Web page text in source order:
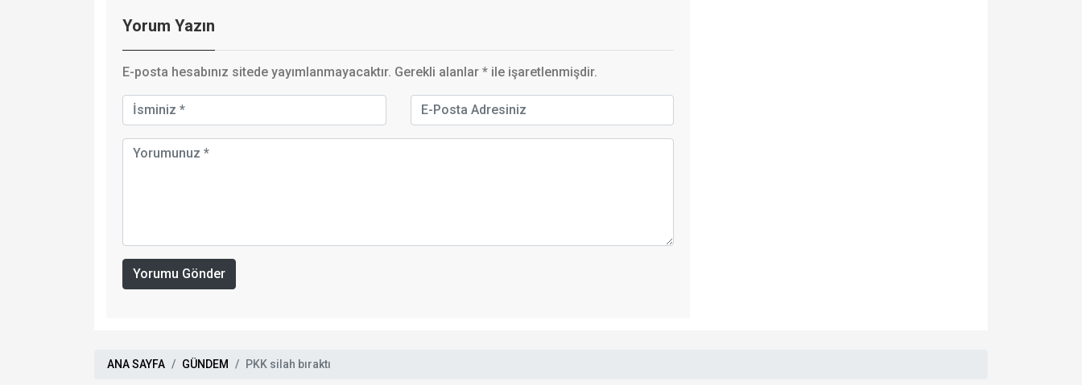
Yorum Yazın
E-posta hesabınız sitede yayımlanmayacaktır. Gerekli alanlar * ile işaretlenmişdir.
Yorumu Gönder
ANA SAYFA GÜNDEM PKK silah bıraktı